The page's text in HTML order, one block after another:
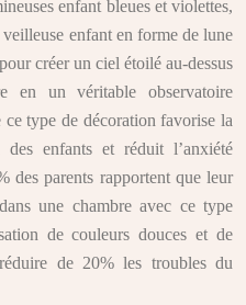
enfant bleues et violettes,
enfant en forme de lune
créer un ciel étoilé au-dessus
en un véritable observatoire
type de décoration favorise la
des enfants et réduit l’anxiété
des parents rapportent que leur
une chambre avec ce type
de couleurs douces et de
de 20% les troubles du